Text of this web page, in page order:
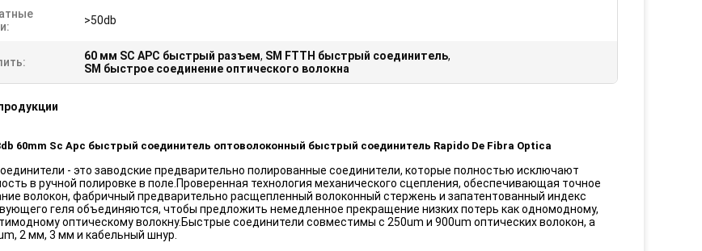
>50db
60 мм SC APC быстрый разъем, SM FTTH быстрый соединитель,
SM быстрое соединение оптического волокна
60mm Sc Apc быстрый соединитель оптоволоконный быстрый соединитель Rapido De Fibra Optica
- это заводские предварительно полированные соединители, которые полностью исключают
в ручной полировке в поле.Проверенная технология механического сцепления, обеспечивающая точное
волокон, фабричный предварительно расщепленный волоконный стержень и запатентованный индекс
геля объединяются, чтобы предложить немедленное прекращение низких потерь как одномодному,
оптическому волокну.Быстрые соединители совместимы с 250um и 900um оптических волокон, а
2 мм, 3 мм и кабельный шнур.